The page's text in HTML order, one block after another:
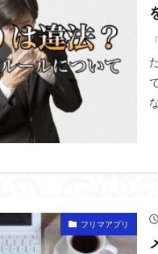
フリマアプリ